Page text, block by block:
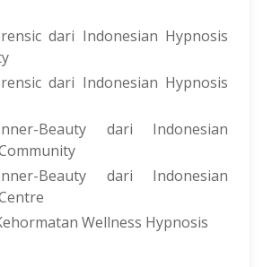
dari Indonesian Hypnosis
dari Indonesian Hypnosis
Beauty dari Indonesian
Beauty dari Indonesian
Wellness Hypnosis